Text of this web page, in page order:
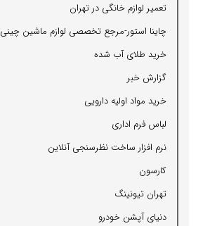
تعمیر لوازم خانگی در تهران
چاینا استور-مرجع تخصصی لوازم ماشین چینی
خرید طلای آب شده
گزارش خبر
خرید مواد اولیه دارویی
لباس فرم اداری
نرم افزار ساخت نظرسنجی آنلاین
كارسون
تهران تیونینگ
دنیای آپشن خودرو